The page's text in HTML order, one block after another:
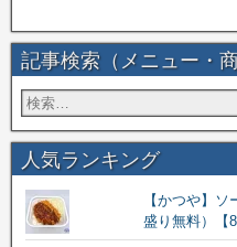
記事検索（メニュー・
人気ランキング
【かつや】
盛り無料）【